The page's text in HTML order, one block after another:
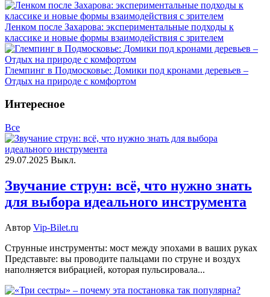
Ленком после Захарова: экспериментальные подходы к
классике и новые формы взаимодействия с зрителем
Глемпинг в Подмосковье: Домики под кронами деревьев –
Отдых на природе с комфортом
Интересное
Все
29.07.2025 Выкл.
Звучание струн: всё, что нужно знать
для выбора идеального инструмента
Автор Vip-Bilet.ru
Струнные инструменты: мост между эпохами в ваших руках
Представьте: вы проводите пальцами по струне и воздух
наполняется вибрацией, которая пульсировала...